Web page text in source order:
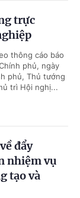
trực
thông cáo báo
phủ, ngày
phủ, Thủ tướng
trì Hội nghị...
đẩy
nhiệm vụ
tạo và